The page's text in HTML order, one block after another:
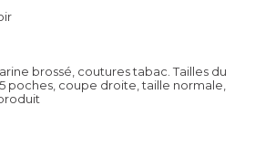
brossé, coutures tabac. Tailles du
poches, coupe droite, taille normale,